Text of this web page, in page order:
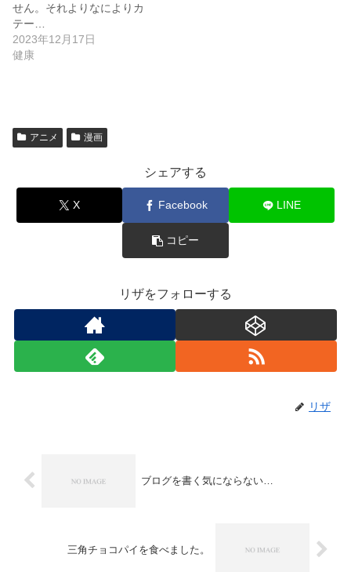
せん。それよりなによりカ
テー…
2023年12月17日
健康
アニメ 漫画
シェアする
X Facebook LINE
コピー
リザをフォローする
リザ
ブログを書く気にならない…
三角チョコパイを食べました。